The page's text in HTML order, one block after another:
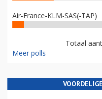
Air-France-KLM-SAS(-TAP)
Totaal
Meer polls